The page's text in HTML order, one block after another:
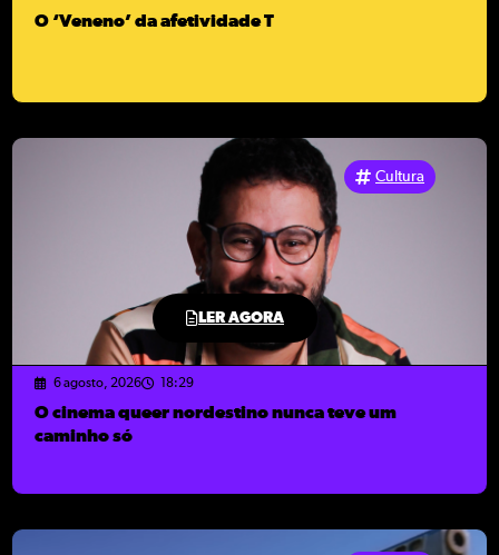
O ‘Veneno’ da afetividade T
LER AGORA
Cultura
6 agosto, 2026 18:29
O cinema queer nordestino nunca teve um
caminho só